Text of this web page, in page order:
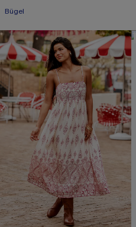
Bügel